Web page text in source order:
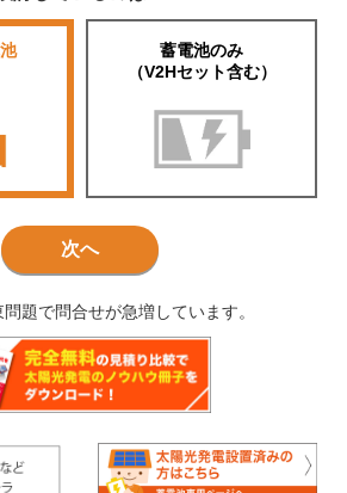
蓄電池のみ
（V2Hセット含む）
次へ
題で問合せが急増しています。